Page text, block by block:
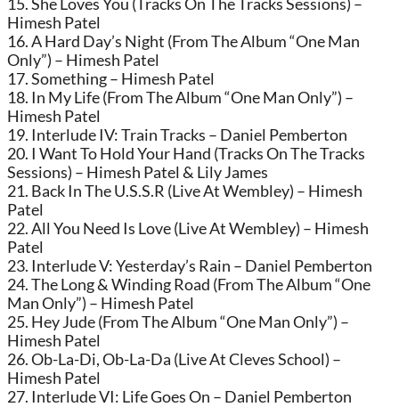
15. She Loves You (Tracks On The Tracks Sessions) –
Himesh Patel
16. A Hard Day’s Night (From The Album “One Man
Only”) – Himesh Patel
17. Something – Himesh Patel
18. In My Life (From The Album “One Man Only”) –
Himesh Patel
19. Interlude IV: Train Tracks – Daniel Pemberton
20. I Want To Hold Your Hand (Tracks On The Tracks
Sessions) – Himesh Patel & Lily James
21. Back In The U.S.S.R (Live At Wembley) – Himesh
Patel
22. All You Need Is Love (Live At Wembley) – Himesh
Patel
23. Interlude V: Yesterday’s Rain – Daniel Pemberton
24. The Long & Winding Road (From The Album “One
Man Only”) – Himesh Patel
25. Hey Jude (From The Album “One Man Only”) –
Himesh Patel
26. Ob-La-Di, Ob-La-Da (Live At Cleves School) –
Himesh Patel
27. Interlude VI: Life Goes On – Daniel Pemberton